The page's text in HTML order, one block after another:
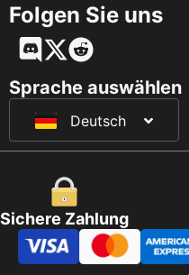
Folgen Sie uns
Sprache auswählen
Deutsch
English
日本語
Sichere Zahlung